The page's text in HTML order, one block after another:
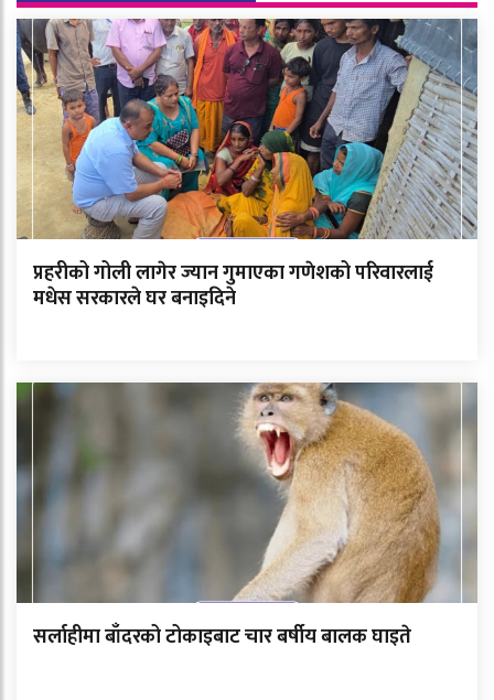
प्रहरीको गोली लागेर ज्यान गुमाएका गणेशको परिवारलाई
मधेस सरकारले घर बनाइदिने
सर्लाहीमा बाँदरको टोकाइबाट चार बर्षीय बालक घाइते